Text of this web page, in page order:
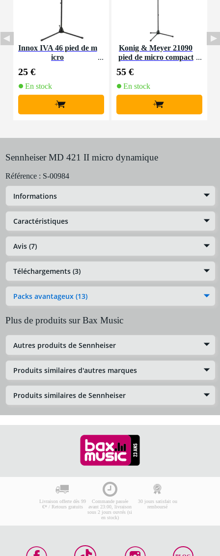
Innox IVA 46 pied de m
icro
25 €
En stock
+
Konig & Meyer 21090
pied de micro compact
55 €
En stock
+
Sennheiser MD 421 II micro dynamique
Référence : S-00984
Informations
Caractéristiques
Avis (7)
Téléchargements (3)
Packs avantageux (13)
Plus de produits sur Bax Music
Autres produits de Sennheiser
Produits similaires d'autres marques
Produits similaires de Sennheiser
Livraison offerte dès 99
€* / Retours gratuits
Commande passée
avant 23:00, livraison
sous 2 jours ouvrés (si
en stock)
30 jours satisfait ou
remboursé